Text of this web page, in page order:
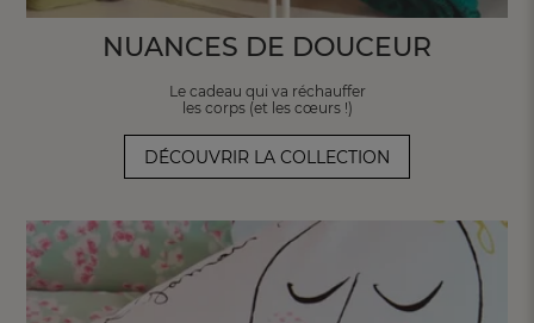
NUANCES DE DOUCEUR
Le cadeau qui va réchauffer
les corps (et les cœurs !)
DÉCOUVRIR LA COLLECTION